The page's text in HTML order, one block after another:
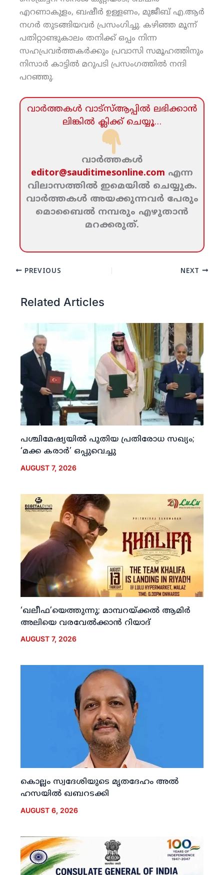
എറണാകുളം, ബഷീര്‍ ഉള്ളണം, മുജീബ് എ.ആര്‍
നഗര്‍ തുടങ്ങിയവര്‍ പ്രസംഗിച്ചു. കഴിഞ്ഞ മൂന്ന്
പതിറ്റാണ്ടുകാലം തനിക്ക് ഒപ്പം നിന്ന
സഹപ്രവര്‍ത്തകര്‍ക്കും പ്രവാസി സമൂഹത്തിനും
നിസാര്‍ കാട്ടില്‍ മറുപടി പ്രസംഗത്തില്‍ നന്ദി
പറഞ്ഞു.
വാര്‍ത്തകള്‍ വാട്‌സ്‌ആപ്പില്‍ ലഭിക്കാന്‍
ലിങ്കില്‍ ക്ലിക്ക്‌ ചെയ്യൂ…
വാര്‍ത്തകള്‍
editor@sauditimesonline.com എന്ന
വിലാസത്തില്‍ ഇമെയില്‍ ചെയ്യുക.
വാര്‍ത്തകള്‍ അയക്കുന്നവര്‍ പേരും
മൊബൈല്‍ നമ്പരും എഴുതാന്‍
മറക്കരുത്‌.
PREVIOUS NEXT
Related Articles
പശ്ചിമേഷ്യയില്‍ പുതിയ പ്രതിരോധ സഖ്യം;
‘മക്ക കരാര്‍’ ഒപ്പുവെച്ചു
AUGUST 7, 2026
‘ഖലീഫ’യെത്തുന്നു; മാമ്പറയ്ക്കല്‍ ആമിര്‍
അലിയെ വരവേല്‍ക്കാന്‍ റിയാദ്
AUGUST 7, 2026
കൊല്ലം സ്വദേശിയുടെ മൃതദേഹം അല്‍
ഹസയില്‍ ഖബറടക്കി
AUGUST 6, 2026